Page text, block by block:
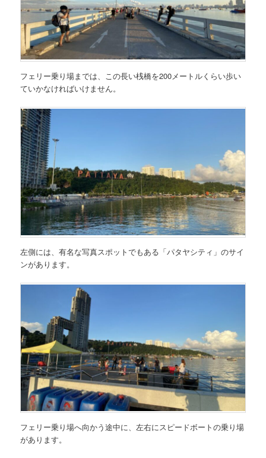
フェリー乗り場までは、この長い桟橋を200メートルくらい歩い
ていかなければいけません。
左側には、有名な写真スポットでもある 「パタヤシティ」のサイ
ンがあります。
フェリー乗り場へ向かう途中に、左右にスピードボートの乗り場
があります。